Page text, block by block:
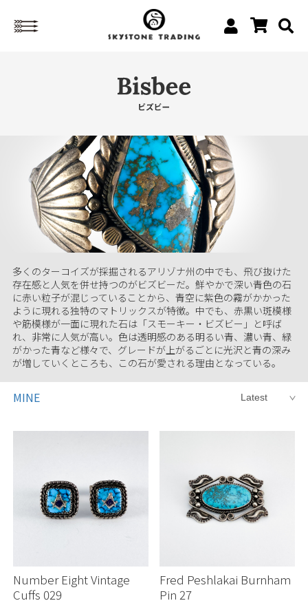
多くのターコイズが採掘されるアリゾナ州の中でも、飛び抜けた
存在感と人気を併せ持つのがビズビーだ。鮮やかで深い青色の石
に赤い粒子が混じっていることから、青空に紫色の霧がかかった
ように現れる独特のマトリックスが特徴。中でも、赤黒い斑模様
や筋模様が一面に現れた石は「スモーキー・ビズビー」と呼ば
れ、非常に人気が高い。色は透明感のある明るい青、濃い青、緑
がかった青など様々で、グレードが上がるごとに光沢と青の深み
が増していくところも、この石が愛される理由となっている。
MINE
Number Eight Vintage
Cuffs 029
Fred Peshlakai Burnham
Pin 27